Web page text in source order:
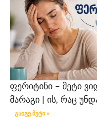
ფერიტინი – მეტი
მარაგი | ის, რაც
გაიგე მეტი »